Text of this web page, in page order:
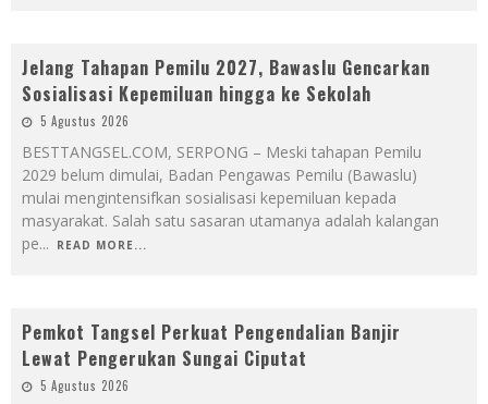
Jelang Tahapan Pemilu 2027, Bawaslu Gencarkan
Sosialisasi Kepemiluan hingga ke Sekolah
5 Agustus 2026
BESTTANGSEL.COM, SERPONG – Meski tahapan Pemilu
2029 belum dimulai, Badan Pengawas Pemilu (Bawaslu)
mulai mengintensifkan sosialisasi kepemiluan kepada
masyarakat. Salah satu sasaran utamanya adalah kalangan
pe... READ MORE...
Pemkot Tangsel Perkuat Pengendalian Banjir
Lewat Pengerukan Sungai Ciputat
5 Agustus 2026